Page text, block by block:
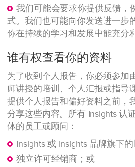
我们可能会要求你提供反馈，
式。我们也可能向你发送进一步
你在持续的学习和发展中能充分
谁有权查看你的资料
为了收到个人报告，你必须参加
师讲授的培训、个人汇报或指导
提供个人报告和偏好资料之前，
分享这些内容。所有 Insights 认
体的员工或顾问：
Insights 或 Insights 品牌旗下的
独立许可经销商；或